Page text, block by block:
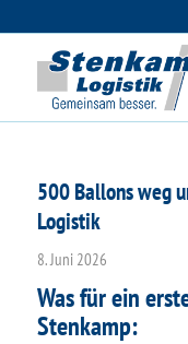
500 Ballons weg
Logistik
8. Juni 2026
Was für ein
Stenkamp: